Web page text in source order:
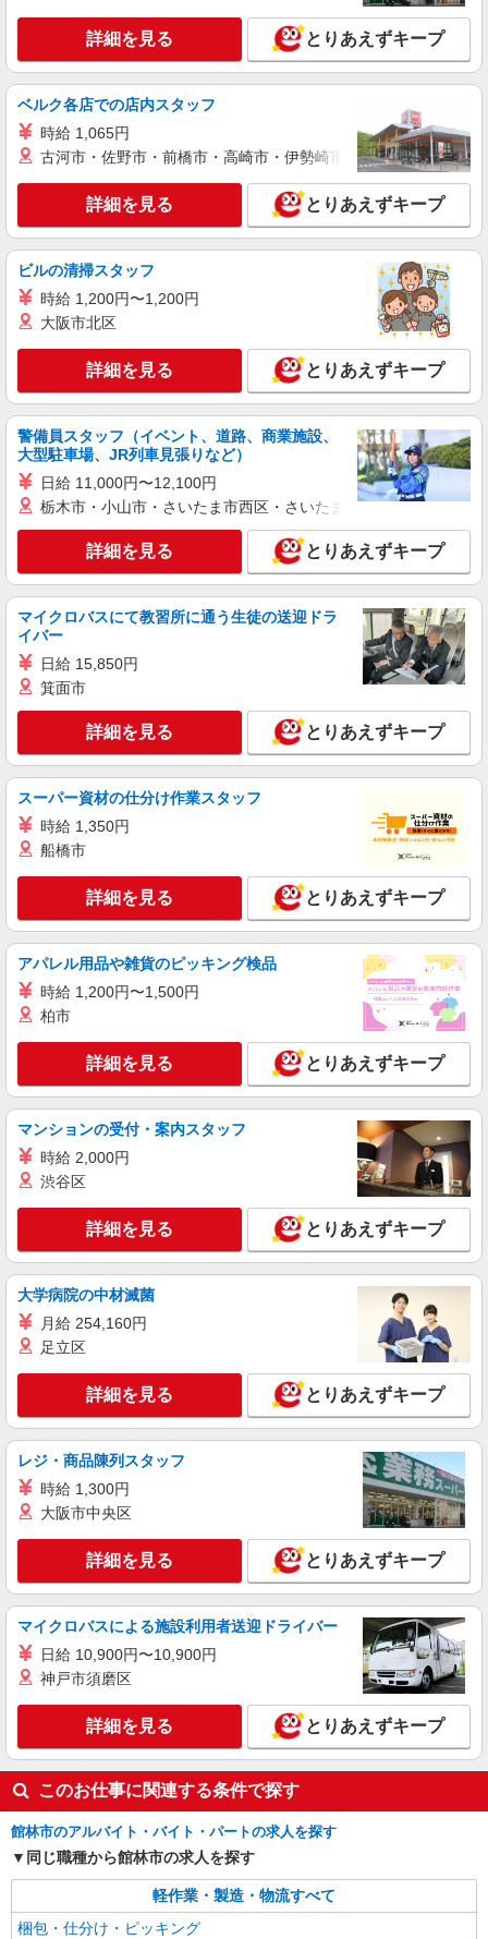
【鮮魚】生鮮食品などチルド商品の仕分け業務
時給1272円
群馬県館林市
キープ 詳細を見る
株式会社バイトレ（ADM820769）
【日配】生鮮食品などチルド商品の仕分け業務
時給1272円
キープ 詳細を見る
株式会社バイトレ（ADM820704）
アパレル商品のピッキング、包装業務
時給1110円
群馬県館林市
キープ 詳細を見る
株式会社バイトレ（ADM820707）
【★サポーター募集】点呼、新人誘導（アパレ
キープ 詳細を見る
アルバイト パート
ロジスティード東日本株式会社
時給1,140円〜＋交通費全額支給（規定あり）
群馬県館林市下早川田町110-8
キープ 詳細を見る
アルバイト パート
ロジスティード東日本株式会社
倉庫内作業スタッフ
時給1,120円〜＋交通費全額支給（規定あり）
キープ 詳細を見る
ロジスティード東日本株式会社
倉庫内作業スタッフ
時給1,100円〜＋交通費全額支給（規定あり）
詳細を見る
株式会社テクノ・サービス/お仕事No/0892488
仕分け作業など
時給1410円 月収例：236、000円（月収例21日
実働）（残業・休日出勤手当て等が含まれていま
詳細を見る
詳細を見る とりあえずキープ
ベルク各店での店内スタッフ
時給 1,065円
古河市・佐野市・前橋市・高崎市・伊勢崎市・太田市・館林市
詳細を見る とりあえずキープ
ビルの清掃スタッフ
時給 1,200円〜1,200円
大阪市北区
詳細を見る とりあえずキープ
警備員スタッフ（イベント、道路、商業施設、
大型駐車場、JR列車見張りなど）
日給 11,000円〜12,100円
栃木市・小山市・さいたま市西区・さいたま市岩槻区・久喜市・
詳細を見る とりあえずキープ
マイクロバスにて教習所に通う生徒の送迎ドラ
イバー
日給 15,850円
箕面市
詳細を見る とりあえずキープ
スーパー資材の仕分け作業スタッフ
時給 1,350円
船橋市
詳細を見る とりあえずキープ
アパレル用品や雑貨のピッキング検品
時給 1,200円〜1,500円
柏市
詳細を見る とりあえずキープ
マンションの受付・案内スタッフ
時給 2,000円
渋谷区
詳細を見る とりあえずキープ
大学病院の中材滅菌
月給 254,160円
足立区
詳細を見る とりあえずキープ
レジ・商品陳列スタッフ
時給 1,300円
大阪市中央区
詳細を見る とりあえずキープ
マイクロバスによる施設利用者送迎ドライバー
日給 10,900円〜10,900円
神戸市須磨区
詳細を見る とりあえずキープ
このお仕事に関連する条件で探す
館林市のアルバイト・バイト・パートの求人を探す
同じ職種から館林市の求人を探す
軽作業・製造・物流すべて
梱包・仕分け・ピッキング